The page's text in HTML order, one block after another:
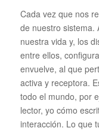
Cada vez que nos
de nuestro sistema.
nuestra vida y, los
entre ellos,
envuelve, al que
activa y receptora.
todo el mundo, por
lector, yo cómo
interacción. Lo que